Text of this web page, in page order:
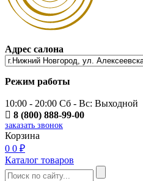
Адрес салона
Режим работы
10:00 - 20:00 Сб - Вс: Выходной
8 (800) 888-99-00
заказать звонок
Корзина
0 0 ₽
Каталог товаров